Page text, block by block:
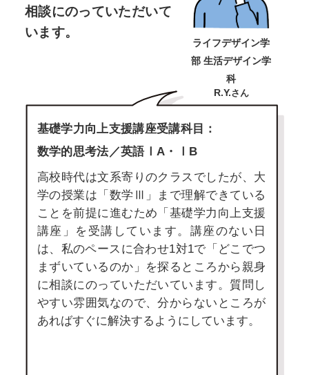
相談にのっていただいて
います。
ライフデザイン学
部 生活デザイン学
科
R.Y.さん
基礎学力向上支援講座受講科目：
数学的思考法／英語ⅠA・ⅠB
高校時代は文系寄りのクラスでしたが、大
学の授業は「数学Ⅲ」まで理解できている
ことを前提に進むため「基礎学力向上支援
講座」を受講しています。講座のない日
は、私のペースに合わせ1対1で「どこでつ
まずいているのか」を探るところから親身
に相談にのっていただいています。質問し
やすい雰囲気なので、分からないところが
あればすぐに解決するようにしています。